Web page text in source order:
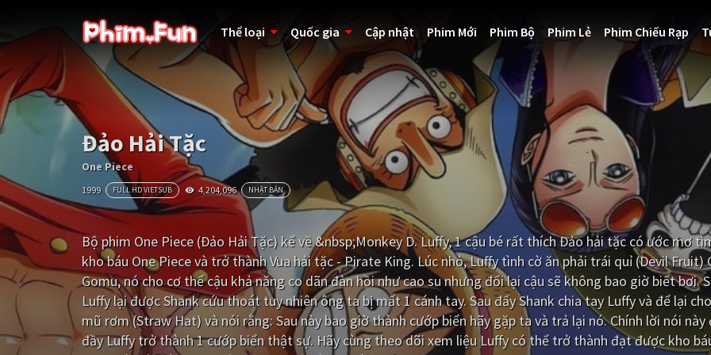
Thể loại Quốc gia Cập nhật Phim Mới Phim Bộ Phim Lẻ Phim Chiếu Rạp
Đảo Hải Tặc
One Piece
1999 FULL HD VIETSUB 4,204,096 NHẬT BẢN
Bộ phim One Piece (Đảo Hải Tặc) kể về &nbsp;Monkey D. Luffy, 1 cậu bé rất thích Đảo hải tặc có ước mơ
kho báu One Piece và trở thành Vua hải tặc - Pirate King. Lúc nhỏ, Luffy tình cờ ăn phải trái quỉ (Devil Fruit)
Gomu, nó cho cơ thể cậu khả năng co dãn đàn hồi như cao su nhưng đổi lại cậu sẽ không bao giờ biết bơi.
Luffy lại được Shank cứu thoát tuy nhiên ông ta bị mất 1 cánh tay. Sau đấy Shank chia tay Luffy và để lại
mũ rơm (Straw Hat) và nói rằng: Sau này bao giờ thành cướp biển hãy gặp ta và trả lại nó. Chính lời nói này
đầy Luffy trở thành 1 cướp biển thật sự. Hãy cùng theo dõi xem liệu Luffy có thể trở thành đạt được kho